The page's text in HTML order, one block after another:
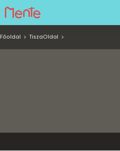
Főoldal TiszaOldal